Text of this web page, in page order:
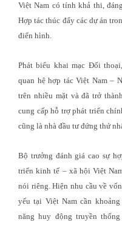
Việt Nam có tính khả thi,
Hợp tác thúc đẩy các dự án
điển hình.
Phát biểu khai mạc Đối
quan hệ hợp tác Việt Nam –
trên nhiều mặt và đã trở
cung cấp hỗ trợ phát triển
cũng là nhà đầu tư đứng thứ
Bộ trưởng đánh giá cao sự
triển kinh tế – xã hội Việt
nói riêng. Hiện nhu cầu về
yếu tại Việt Nam cần
năng huy động truyền